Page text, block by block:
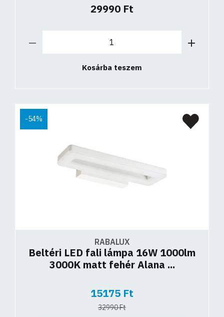
29990 Ft
Kosárba teszem
-54%
RABALUX
Beltéri LED fali lámpa 16W 1000lm
3000K matt fehér Alana ...
15175 Ft
32990 Ft